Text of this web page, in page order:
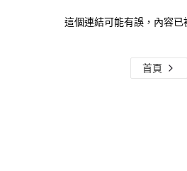
這個連結可能有誤，內容已
首頁